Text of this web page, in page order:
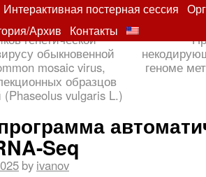
Интерактивная постерная сессия
Архив Контакты
генетической
обыкновенной
mosaic virus,
образцов
vulgaris L.)
геноме
Seq
by ivanov